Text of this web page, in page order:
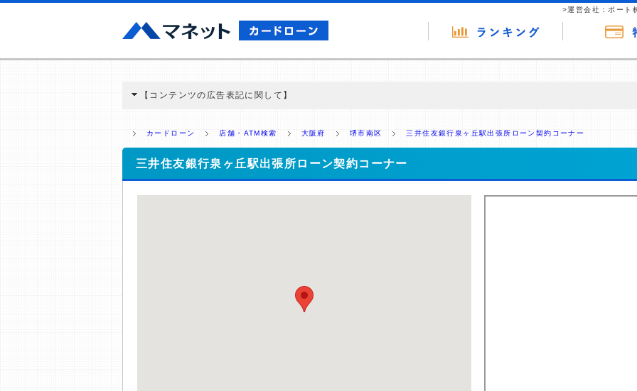
>運営会社：ポート
【コンテンツの広告表記に関して】
ミ収集などに基づき、公平性を担保した情報提供を行っています。
>提携企業一覧
カードローン 店舗・ATM検索 大阪府 堺市南区 三井住友銀行泉ヶ丘駅出張所ローン契約コーナー
三井住友銀行泉ヶ丘駅出張所ローン契約コーナー